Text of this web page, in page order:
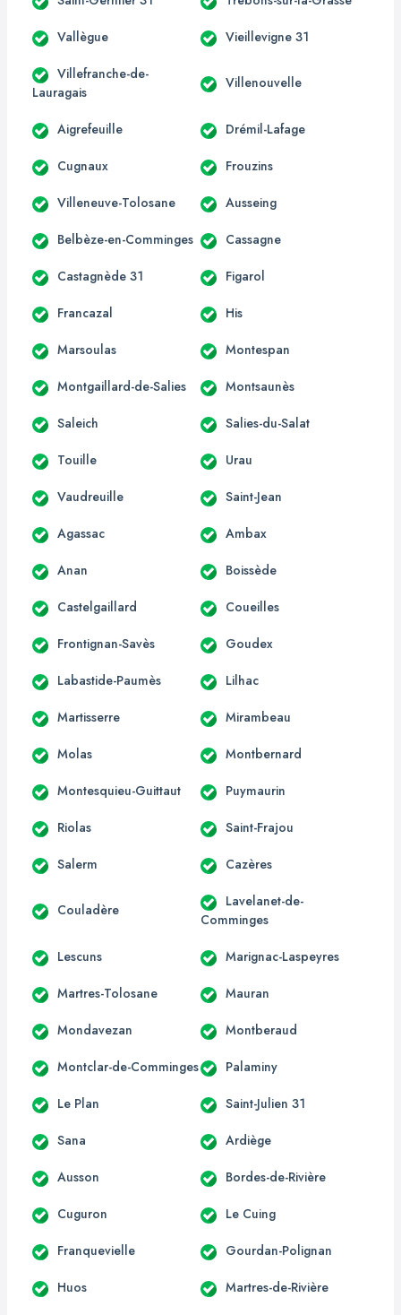
Vallègue Vieillevigne 31
Villefranche-de-
Lauragais
Villenouvelle
Aigrefeuille Drémil-Lafage
Cugnaux Frouzins
Villeneuve-Tolosane Ausseing
Belbèze-en-Comminges Cassagne
Castagnède 31 Figarol
Francazal His
Marsoulas Montespan
Montgaillard-de-Salies Montsaunès
Saleich Salies-du-Salat
Touille Urau
Vaudreuille Saint-Jean
Agassac Ambax
Anan Boissède
Castelgaillard Coueilles
Frontignan-Savès Goudex
Labastide-Paumès Lilhac
Martisserre Mirambeau
Molas Montbernard
Montesquieu-Guittaut Puymaurin
Riolas Saint-Frajou
Salerm Cazères
Couladère
Lavelanet-de-
Comminges
Lescuns Marignac-Laspeyres
Martres-Tolosane Mauran
Mondavezan Montberaud
Montclar-de-Comminges Palaminy
Le Plan Saint-Julien 31
Sana Ardiège
Ausson Bordes-de-Rivière
Cuguron Le Cuing
Franquevielle Gourdan-Polignan
Huos Martres-de-Rivière